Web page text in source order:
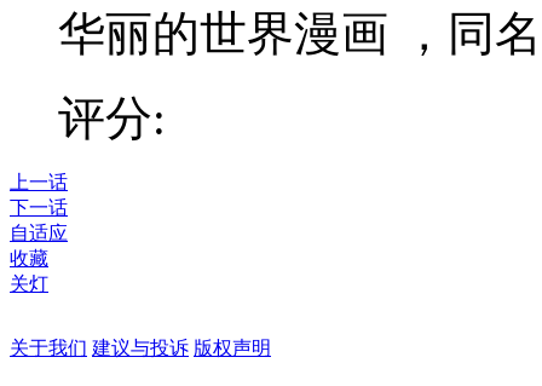
华丽的世界漫画 ，同
评分:
上一话
下一话
自适应
收藏
关灯
关于我们 建议与投诉 版权声明